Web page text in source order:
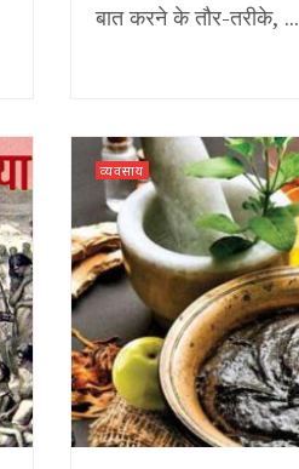
बात करने के तौर-तरीके, ...
व्यवसाय